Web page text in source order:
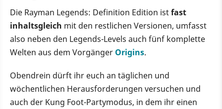
Die Rayman Legends: Definition Edition istfast
inhaltsgleich mit den restlichen Versionen, umfasst
also neben den Legends-Levels auch fünf komplette
Welten aus dem Vorgänger Origins.
Obendrein dürft ihr euch an täglichen und
wöchentlichen Herausforderungen versuchen und
auch der Kung Foot-Partymodus, in dem ihr einen